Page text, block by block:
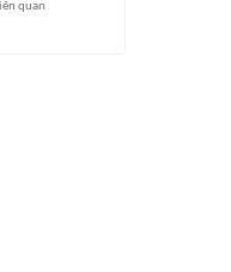
liên quan